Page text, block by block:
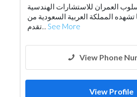
Home Furnitures
Interior
Architectural Design
العمران للاستشارات الهندسية
ما تشهده المملكة العربية السعودية من
تقدم... See More
View Phone
View Profile